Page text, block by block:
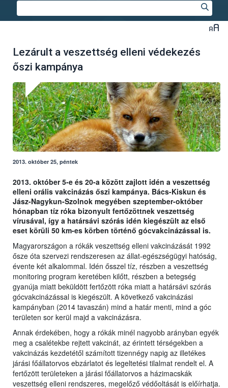
Lezárult a veszettség elleni védekezés
őszi kampánya
2013. október 25, péntek
2013. október 5-e és 20-a között zajlott idén a veszettség
elleni orális vakcinázás őszi kampánya. Bács-Kiskun és
Jász-Nagykun-Szolnok megyében szeptember-október
hónapban tíz róka bizonyult fertőzöttnek veszettség
vírusával, így a határsávi szórás idén kiegészült az első
eset körüli 50 km-es körben történő gócvakcinázással is.
Magyarországon a rókák veszettség elleni vakcinázását 1992
ősze óta szervezi rendszeresen az állat-egészségügyi hatóság,
évente két alkalommal. Idén ősszel tíz, részben a veszettség
monitoring program keretében kilőtt, részben a betegség
gyanúja miatt beküldött fertőzött róka miatt a határsávi szórás
gócvakcinázással is kiegészült. A következő vakcinázási
kampányban (2014 tavaszán) mind a határ menti, mind a góc
területen sor kerül majd a vakcinázásra.
Annak érdekében, hogy a rókák minél nagyobb arányban egyék
meg a csalétekbe rejtett vakcinát, az érintett térségekben a
vakcinázás kezdetétől számított tizennégy napig az illetékes
járási főállatorvos ebzárlatot és legeltetési tilalmat rendelt el. A
fertőzött területeken a járási főállatorvos a házimacskák
veszettség elleni rendszeres, megelőző védőoltását is előírhatja.